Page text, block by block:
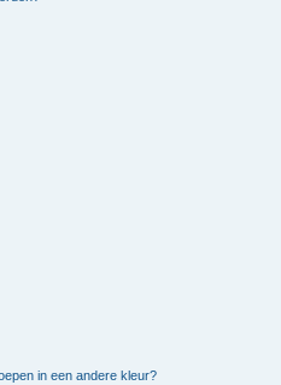
in een andere kleur?